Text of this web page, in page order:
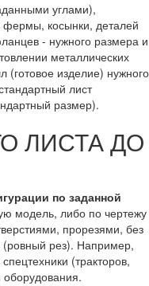
углами),
фермы, косынки, деталей
- нужного размера и
металлических
(готовое изделие) нужного
лист
размер).
ЛИСТА ДО
по заданной
модель, либо по чертежу
прорезями, без
(ровный рез). Например,
(тракторов,
оборудования.